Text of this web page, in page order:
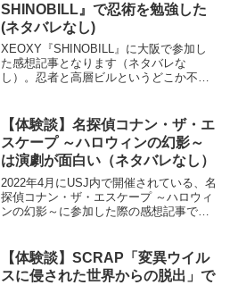
SHINOBILL』で忍術を勉強した
(ネタバレなし)
XEOXY『​​SHINOBILL』に大阪で参加し
た感想記事となります（ネタバレな
し）。忍者と高層ビルというどこか不思
ントとなっておりました。雰囲気を知り
たい方にお勧めの記事です。
【体験談】名探偵コナン・ザ・エ
スケープ ～ハロウィンの幻影～
は演劇が面白い（ネタバレなし）
2022年4月にUSJ内で開催されている、名
探偵コナン・ザ・エスケープ ～ハロウィ
ンの幻影～に参加した際の感想記事で
す。がっつり謎解きが不要な方はミステ
リーチャレンジへの参加がオススメ。
【体験談】SCRAP「変異ウイル
スに侵された世界からの脱出」で